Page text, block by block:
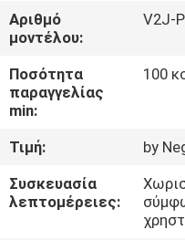
ΓΎΡΟΣ
ΕΡΓΟΣΤΑΣΊΩΝ
ΠΟΙΟΤΙΚΌΣ
ΈΛΕΓΧΟΣ
ΜΑΣ
Αριθμό
μοντέλου:
V2J-
Ποσότητα
παραγγελίας
min:
100
Τιμή:
by
Συσκευασία
λεπτομέρειες: